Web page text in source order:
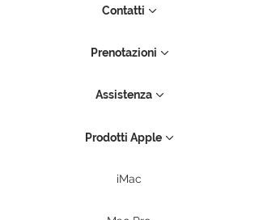
Contatti
Prenotazioni
Assistenza
Prodotti Apple
iMac